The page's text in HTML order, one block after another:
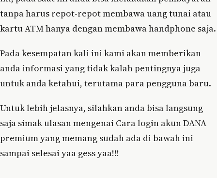
tanpa harus repot-repot membawa uang tunai atau
kartu ATM hanya dengan membawa handphone saja.
Pada kesempatan kali ini kami akan memberikan
anda informasi yang tidak kalah pentingnya juga
untuk anda ketahui, terutama para pengguna baru.
Untuk lebih jelasnya, silahkan anda bisa langsung
saja simak ulasan mengenai Cara login akun DANA
premium yang memang sudah ada di bawah ini
sampai selesai yaa gess yaa!!!